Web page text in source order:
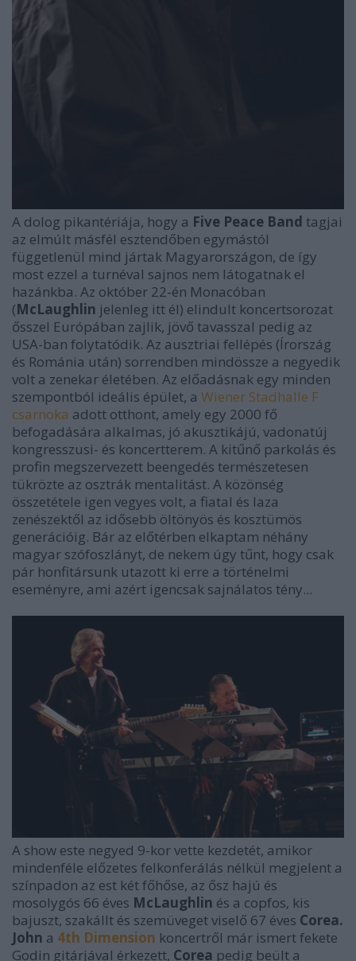
A dolog pikantériája, hogy a Five Peace Band tagjai
az elmúlt másfél esztendőben egymástól
függetlenül mind jártak Magyarországon, de így
most ezzel a turnéval sajnos nem látogatnak el
hazánkba. Az október 22-én Monacóban
(McLaughlin jelenleg itt él) elindult koncertsorozat
ősszel Európában zajlik, jövő tavasszal pedig az
USA-ban folytatódik. Az ausztriai fellépés (Írország
és Románia után) sorrendben mindössze a negyedik
volt a zenekar életében. Az előadásnak egy minden
szempontból ideális épület, a Wiener Stadhalle F
csarnoka adott otthont, amely egy 2000 fő
befogadására alkalmas, jó akusztikájú, vadonatúj
kongresszusi- és koncertterem. A kitűnő parkolás és
profin megszervezett beengedés természetesen
tükrözte az osztrák mentalitást. A közönség
összetétele igen vegyes volt, a fiatal és laza
zenészektől az idősebb öltönyös és kosztümös
generációig. Bár az előtérben elkaptam néhány
magyar szófoszlányt, de nekem úgy tűnt, hogy csak
pár honfitársunk utazott ki erre a történelmi
eseményre, ami azért igencsak sajnálatos tény...
A show este negyed 9-kor vette kezdetét, amikor
mindenféle előzetes felkonferálás nélkül megjelent a
színpadon az est két főhőse, az ősz hajú és
mosolygós 66 éves McLaughlin és a copfos, kis
bajuszt, szakállt és szemüveget viselő 67 éves Corea.
John a 4th Dimension koncertről már ismert fekete
Godin gitárjával érkezett, Corea pedig beült a